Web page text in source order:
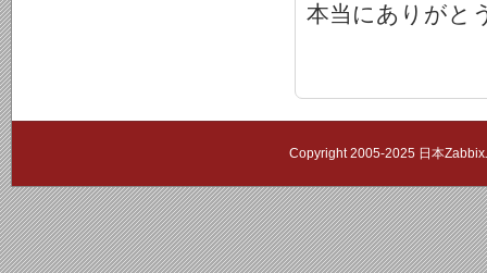
本当にありがと
Copyright 2005-2025 日本